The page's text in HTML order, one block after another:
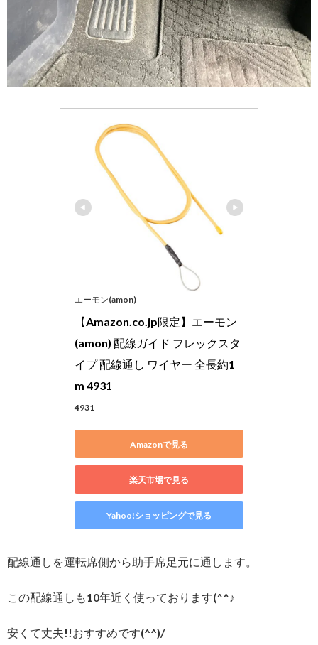
エーモン(amon)
【Amazon.co.jp限定】エーモン
(amon) 配線ガイド フレックスタ
イプ 配線通し ワイヤー 全長約1
m 4931
4931
Amazonで見る
楽天市場で見る
Yahoo!ショッピングで見る
配線通しを運転席側から助手席足元に通します。
この配線通しも10年近く使っております(^^♪
安くて丈夫!!おすすめです(^^)/